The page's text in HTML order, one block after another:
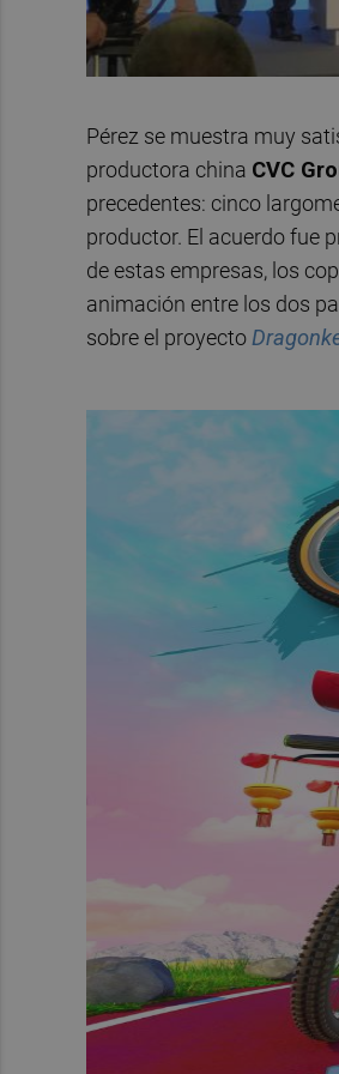
Pérez se muestra muy
productora china CVC
precedentes: cinco
productor. El acuerdo fue
de estas empresas, los
animación entre los dos
sobre el proyecto